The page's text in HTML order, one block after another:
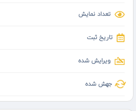
تعداد نمایش
تاریخ ثبت
ویرایش شده
جهش شده